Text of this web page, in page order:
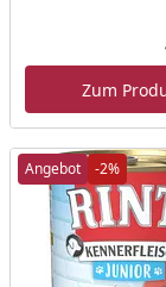
Zum
Angebot -2%